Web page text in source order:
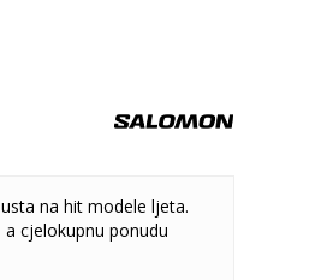
na hit modele ljeta.
cjelokupnu ponudu